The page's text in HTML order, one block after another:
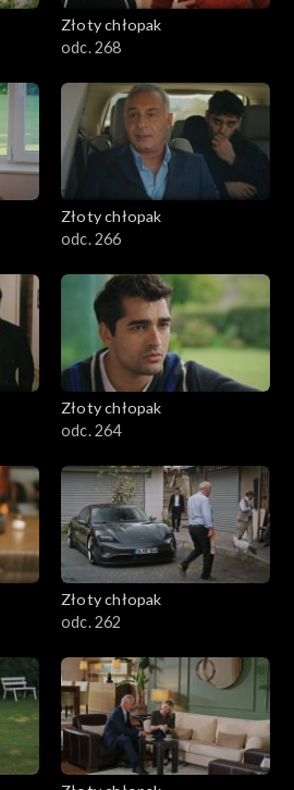
Złoty chłopak
odc. 268
Złoty chłopak
odc. 266
Złoty chłopak
odc. 264
Złoty chłopak
odc. 262